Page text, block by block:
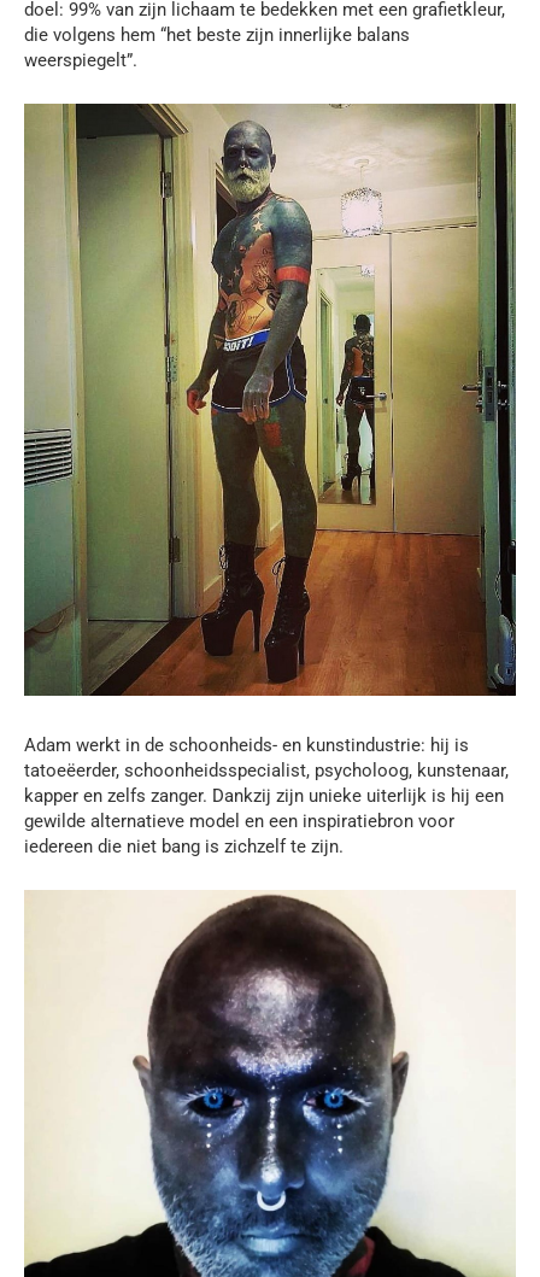
doel: 99% van zijn lichaam te bedekken met een grafietkleur,
die volgens hem “het beste zijn innerlijke balans
weerspiegelt”.
Adam werkt in de schoonheids- en kunstindustrie: hij is
tatoeëerder, schoonheidsspecialist, psycholoog, kunstenaar,
kapper en zelfs zanger. Dankzij zijn unieke uiterlijk is hij een
gewilde alternatieve model en een inspiratiebron voor
iedereen die niet bang is zichzelf te zijn.